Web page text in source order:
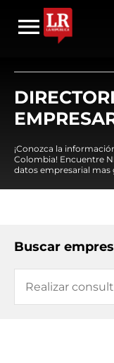
¡Conozca la
Colombia! Encuentre
datos empresarial mas
Buscar